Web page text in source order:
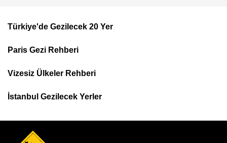
Top
Menu
Türkiye'de Gezilecek 20 Yer
Paris Gezi Rehberi
Vizesiz Ülkeler Rehberi
İstanbul Gezilecek Yerler